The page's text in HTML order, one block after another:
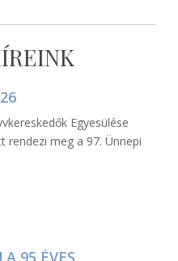
Egyesülése
rendezi meg a 97. Ünnepi
95 ÉVES